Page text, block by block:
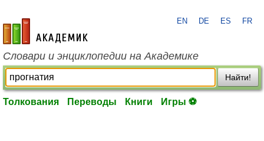
academic.ru
EN DE ES FR
Словари и энциклопедии на Академике
Найти!
Толкования Переводы Книги Игры ⚽